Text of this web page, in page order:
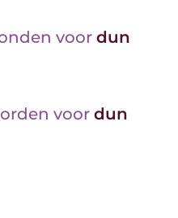
voor dun
voor dun